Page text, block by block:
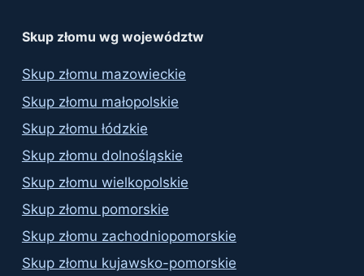
Skup złomu wg województw
Skup złomu mazowieckie
Skup złomu małopolskie
Skup złomu łódzkie
Skup złomu dolnośląskie
Skup złomu wielkopolskie
Skup złomu pomorskie
Skup złomu zachodniopomorskie
Skup złomu kujawsko-pomorskie